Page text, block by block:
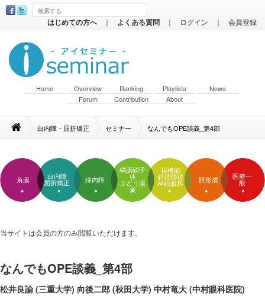
はじめての方へ ｜ よくある質問 ｜ ログイン ｜ 会員登録
Home Overview Ranking Playlists
News
Forum
Contribution About
白内障・屈折矯正 セミナー なんでもOPE談義_第4部
角膜
白内障
屈折矯正
緑内障
網膜硝子
体
ぶどう膜
炎
視機能
斜視弱視
神経眼科
眼形成
医療一
般
当サイトは会員の方のみ閲覧いただけます。
なんでもOPE談義_第4部
松井良諭 (三重大学) 向後二郎 (秋田大学) 中村竜大 (中村眼科医院)